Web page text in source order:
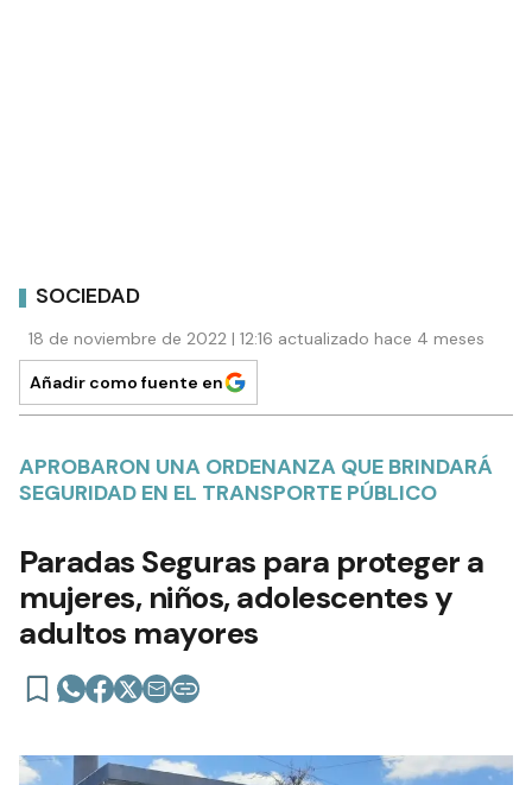
SOCIEDAD
18 de noviembre de 2022 | 12:16 actualizado hace 4 meses
Añadir como fuente en
APROBARON UNA ORDENANZA QUE BRINDARÁ
SEGURIDAD EN EL TRANSPORTE PÚBLICO
Paradas Seguras para proteger a
mujeres, niños, adolescentes y
adultos mayores